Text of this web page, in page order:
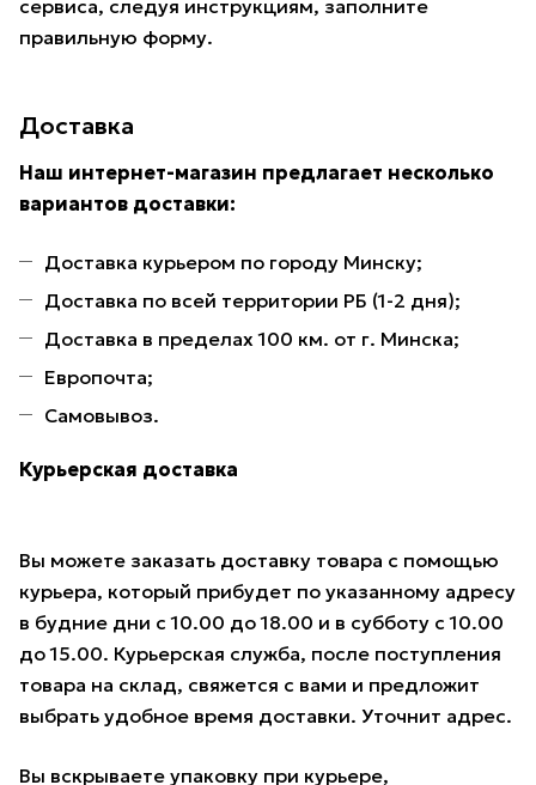
сервиса, следуя инструкциям, заполните
правильную форму.
Доставка
Наш интернет-магазин предлагает несколько
вариантов доставки:
Доставка курьером по городу Минску;
Доставка по всей территории РБ (1-2 дня);
Доставка в пределах 100 км. от г. Минска;
Европочта;
Самовывоз.
Курьерская доставка
Вы можете заказать доставку товара с помощью
курьера, который прибудет по указанному адресу
в будние дни с 10.00 до 18.00 и в субботу с 10.00
до 15.00. Курьерская служба, после поступления
товара на склад, свяжется с вами и предложит
выбрать удобное время доставки. Уточнит адрес.
Вы вскрываете упаковку при курьере,